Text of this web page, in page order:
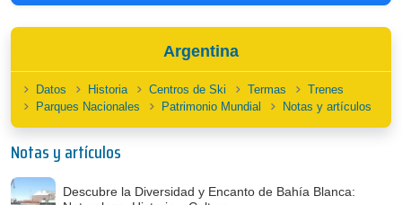
Argentina
Datos Historia Centros de Ski Termas
Trenes
Parques Nacionales
Patrimonio Mundial Notas y artículos
Notas y artículos
Descubre la Diversidad y Encanto de Bahía Blanca: